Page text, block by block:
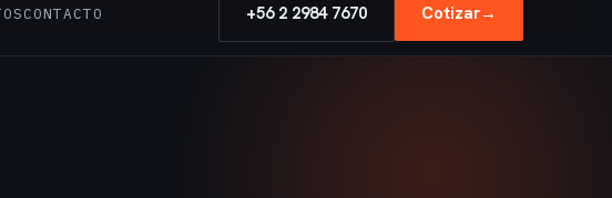
CONTACTO +56 2 2984 7670 Cotizar→